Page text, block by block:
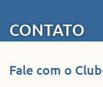
CONTATO
Fale com o